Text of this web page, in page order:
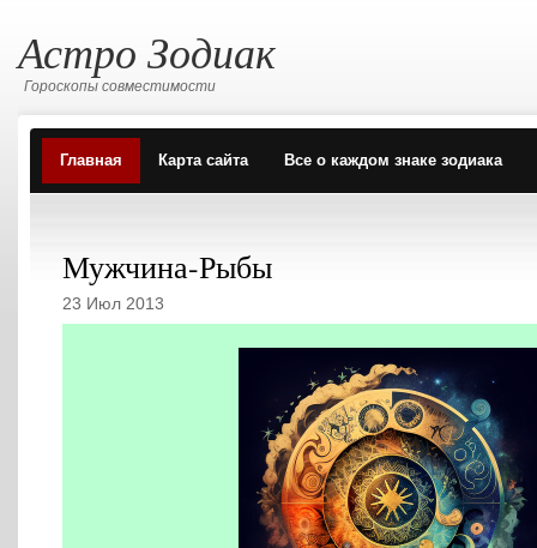
Астро Зодиак
Гороскопы совместимости
Главная Карта сайта Все о каждом знаке зодиака
Мужчина-Рыбы
23 Июл 2013